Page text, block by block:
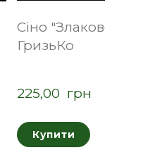
Сіно "Злакове"
ГризьКо
225,00  грн
Купити